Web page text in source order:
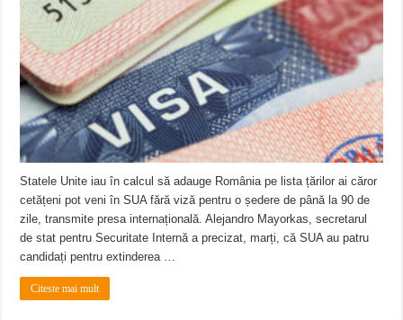
ANUNȚ OPRIRE APĂ în Reșița – avarie – 04.08.2026 – str. Văliugului și
ANUNŢ OPRIRE APĂ în CARANSEBEȘ – 04.08.2026 – avarie – Calea
Statele Unite iau în calcul să adauge România pe lista țărilor ai căror
cetățeni pot veni în SUA fără viză pentru o ședere de până la 90 de
zile, transmite presa internațională. Alejandro Mayorkas, secretarul
de stat pentru Securitate Internă a precizat, marți, că SUA au patru
candidați pentru extinderea …
Citeste mai mult